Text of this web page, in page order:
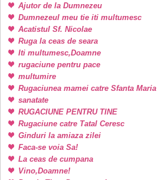
Ajutor de la Dumnezeu
Dumnezeul meu tie iti multumesc
Acatistul Sf. Nicolae
Ruga la ceas de seara
Iti multumesc,Doamne
rugaciune pentru pace
multumire
Rugaciunea mamei catre Sfanta Maria
sanatate
RUGACIUNE PENTRU TINE
Rugaciune catre Tatal Ceresc
Ginduri la amiaza zilei
Faca-se voia Sa!
La ceas de cumpana
Vino,Doamne!